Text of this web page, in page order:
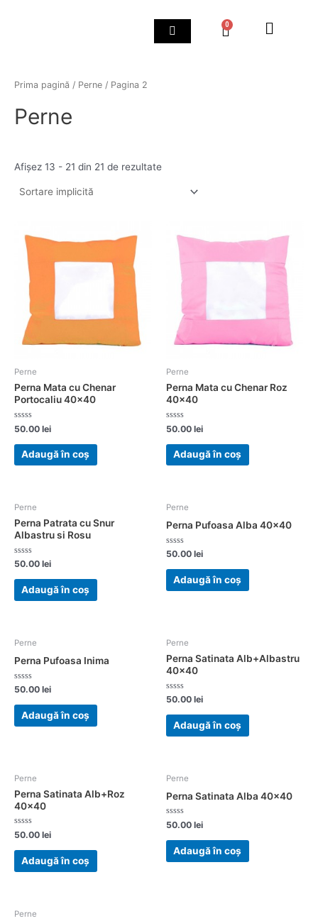
0Cart
Prima pagină / Perne / Pagina 2
Perne
Afișez 13 - 21 din 21 de rezultate
Perne
Perna Mata cu Chenar
Portocaliu 40×40
Evaluat
la
0
din
50.00 lei
Adaugă în coș
Perne
Perna Mata cu Chenar Roz
40×40
Evaluat
la
0
din
50.00 lei
Adaugă în coș
Perne
Perna Patrata cu Snur
Albastru si Rosu
Evaluat
0
din
50.00 lei
Adaugă în coș
Perne
Perna Pufoasa Alba 40×40
Evaluat
0
din
50.00 lei
Adaugă în coș
Perne
Perna Pufoasa Inima
Evaluat
0
din
50.00 lei
Adaugă în coș
Perne
Perna Satinata Alb+Albastru
40×40
Evaluat
0
din
50.00 lei
Adaugă în coș
Perne
Perna Satinata Alb+Roz
40×40
Evaluat
la
0
din
50.00 lei
Adaugă în coș
Perne
Perna Satinata Alba 40×40
Evaluat
la
0
din
50.00 lei
Adaugă în coș
Perne